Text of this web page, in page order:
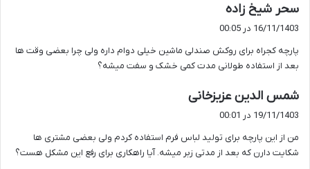
سحر شیخ زاده
ف
:
16/11/1403 در 00:05
پارچه کجراه برای روکش صندلی ماشین خیلی دوام داره ولی چرا بعضی وقت ها
بعد از استفاده طولانی مدت کمی خشک و سفت میشه؟
شمس الدین عزیزخانی
:
19/11/1403 در 00:01
من از این پارچه برای تولید لباس فرم استفاده کردم ولی بعضی مشتری ها
شکایت دارن که بعد از مدتی زبر میشه. آیا راهکاری برای رفع این مشکل هست؟